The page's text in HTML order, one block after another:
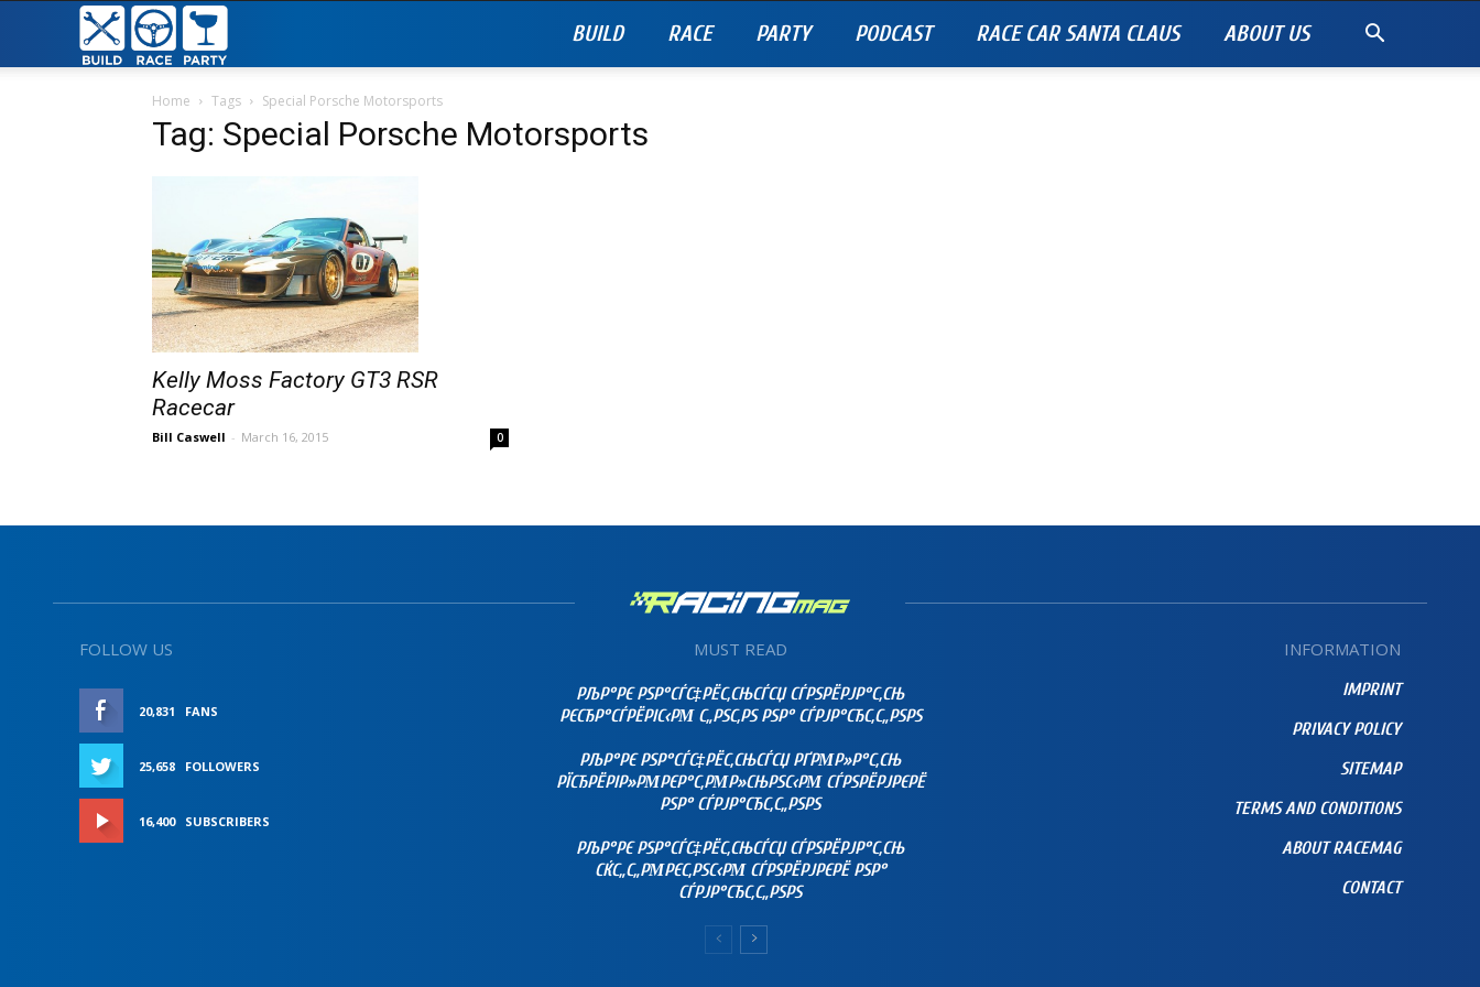
Race
BUILD RACE PARTY PODCAST RACE CAR SANTA CLAUS ABOUT US
Home Tags Special Porsche Motorsports
Tag: Special Porsche Motorsports
Kelly Moss Factory GT3 RSR
Racecar
Bill Caswell - March 16, 2015 0
FOLLOW US
20,831 FANS
25,658 FOLLOWERS
16,400 SUBSCRIBERS
MUST READ
РЉР°РЄ РЅР°СЃС‡РЁС‚СЊСЃСЏ СЃРЅРЁРЈР°С‚СЊ
РЄСЂР°СЃРЁРІС‹РΜ С„РЅС‚РЅ РЅР° СЃРЈР°СЂС‚С„РЅРЅ
РЉР°РЄ РЅР°СЃС‡РЁС‚СЊСЃСЏ РҐРΜР»Р°С‚СЊ
РЇСЂРЁРІР»РΜРЄР°С‚РΜР»СЊРЅС‹РΜ СЃРЅРЁРЈРЄРЁ
РЅР° СЃРЈР°СЂС‚С„РЅРЅ
РЉР°РЄ РЅР°СЃС‡РЁС‚СЊСЃСЏ СЃРЅРЁРЈР°С‚СЊ
СЌС„С„РΜРЄС‚РЅС‹РΜ СЃРЅРЁРЈРЄРЁ РЅР°
СЃРЈР°СЂС‚С„РЅРЅ
INFORMATION
IMPRINT
PRIVACY POLICY
SITEMAP
TERMS AND CONDITIONS
ABOUT RACEMAG
CONTACT